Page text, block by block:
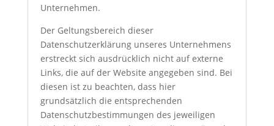
Unternehmen.
Der Geltungsbereich dieser
Datenschutzerklärung unseres Unternehmens
erstreckt sich ausdrücklich nicht auf externe
Links, die auf der Website angegeben sind. Bei
diesen ist zu beachten, dass hier
grundsätzlich die entsprechenden
Datenschutzbestimmungen des jeweiligen